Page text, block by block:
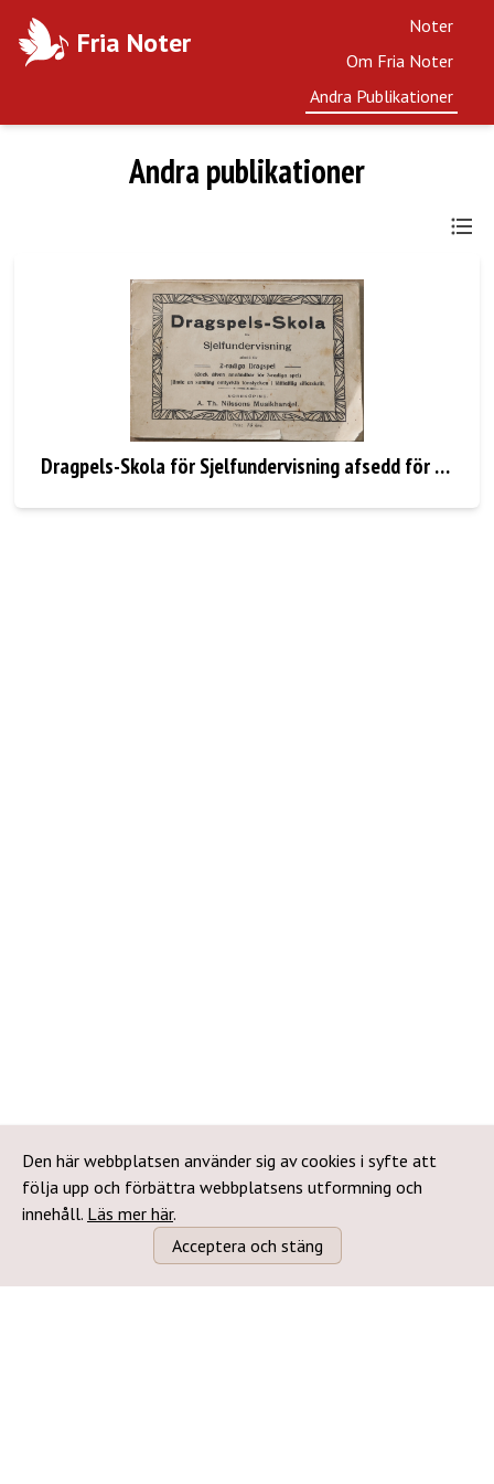
Fria Noter
Noter
Om Fria Noter
Andra Publikationer
Andra publikationer
Dragpels-Skola för Sjelfundervisning afsedd för 2-radiga Dragspel
Den här webbplatsen använder sig av cookies i syfte att
följa upp och förbättra webbplatsens utformning och
innehåll. Läs mer här.
Acceptera och stäng